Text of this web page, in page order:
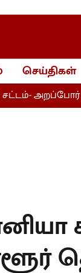
செய்திகள்
இயக்கம்